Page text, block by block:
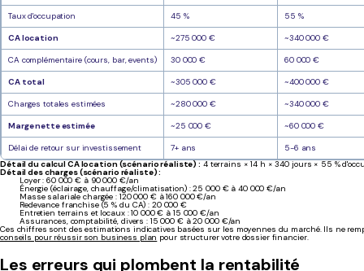
Taux d'occupation 45 % 55 %
CA location ~275 000 € ~340 000 €
CA complémentaire (cours, bar, events) 30 000 € 60 000 €
CA total ~305 000 € ~400 000 €
Charges totales estimées ~280 000 € ~340 000 €
Marge nette estimée ~25 000 € ~60 000 €
Délai de retour sur investissement 7+ ans
5-6 ans
Détail du calcul CA location (scénario réaliste) :4 terrains × 14 h × 340 jours × 55 %
Détail des charges (scénario réaliste) :
Loyer : 60 000 € à 90 000 €/an
Énergie (éclairage, chauffage/climatisation) : 25 000 € à 40 000 €/an
Masse salariale chargée : 120 000 € à 160 000 €/an
Redevance franchise (5 % du CA) : 20 000 €
Entretien terrains et locaux : 10 000 € à 15 000 €/an
Assurances, comptabilité, divers : 15 000 € à 20 000 €/an
Ces chiffres sont des estimations indicatives basées sur les moyennes du marché. Ils ne
conseils pour réussir son business plan pour structurer votre dossier financier.
Les erreurs qui plombent la rentabilité